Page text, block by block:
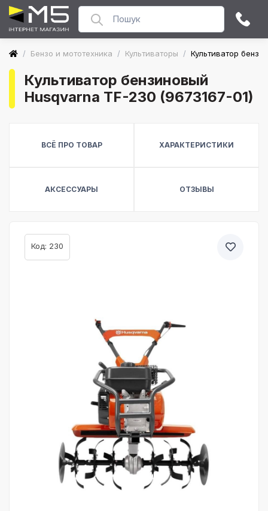
/ Бензо и мототехника / Культиваторы / Культиватор
Культиватор бензиновый
Husqvarna TF-230 (9673167-01)
ВСЁ ПРО ТОВАР ХАРАКТЕРИСТИКИ
АКСЕССУАРЫ ОТЗЫВЫ
Код: 230